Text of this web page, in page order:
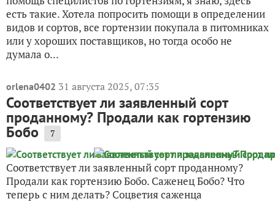
есть такие. Хотела попросить помощи в определении
видов и сортов, все гортензии покупала в питомниках
или у хороших поставщиков, но тогда особо не
думала о...
orlena0402 31 августа 2025, 07:35
Соответствует ли заявленный сорт
проданному? Продали как гортензию
Бобо 7
Соответствует ли заявленный сорт проданному?
Продали как гортензию Бобо. Саженец Бобо? Что
теперь с ним делать? Соцветия саженца